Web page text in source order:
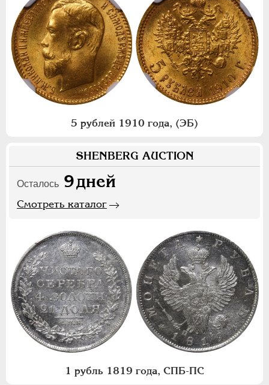
5 рублей 1910 года, (ЭБ)
SHENBERG AUCTION
Осталось 9дней
Смотреть каталог
1 рубль 1819 года, СПБ-ПС